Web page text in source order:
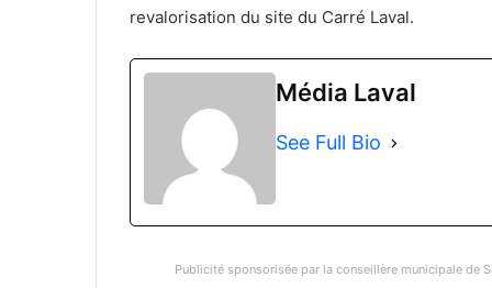
revalorisation du site du Carré Laval.
Média Laval
See Full Bio
Publicité sponsorisée par la conseillère municipale de